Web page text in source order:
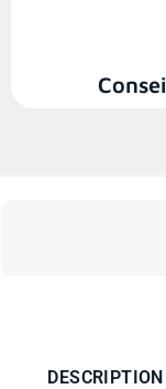
DESCRIPTION